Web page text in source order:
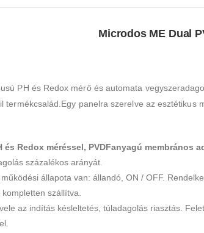
Microdos ME Dual
PH és Redox mérő és automata
termékcsalád.Egy panelra szerelve az esztétikus
és Redox méréssel, PVDFanyagú membrános
százalékos arányát.
állapota van: állandó, ON / OFF.
szállítva.
az indítás késleltetés, túladagolás riasztás.